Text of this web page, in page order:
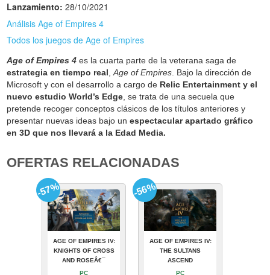
Lanzamiento: 28/10/2021
Análisis Age of Empires 4
Todos los juegos de Age of Empires
Age of Empires 4 es la cuarta parte de la veterana saga de
estrategia en tiempo real ,Age of Empires . Bajo la dirección de
Microsoft y con el desarrollo a cargo de Relic Entertainment y el
nuevo estudio World’s Edge , se trata de una secuela que
pretende recoger conceptos clásicos de los títulos anteriores y
presentar nuevas ideas bajo un espectacular apartado gráfico
en 3D que nos llevará a la Edad Media.
OFERTAS RELACIONADAS
AGE OF EMPIRES IV:
KNIGHTS OF CROSS
AND ROSEÂ€¯
PC
-57%
AGE OF EMPIRES IV:
THE SULTANS
ASCEND
PC
-56%